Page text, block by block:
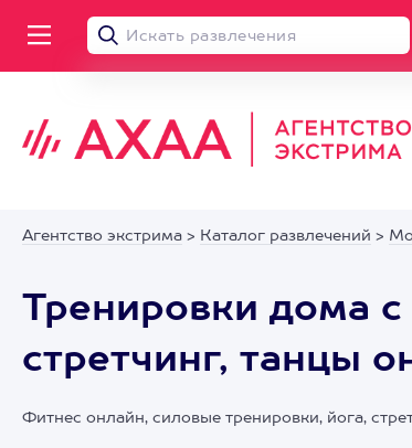
Агентство экстрима > Каталог развлечений >
Тренировки дома с
стретчинг, танцы
Фитнес онлайн, силовые тренировки, йога,